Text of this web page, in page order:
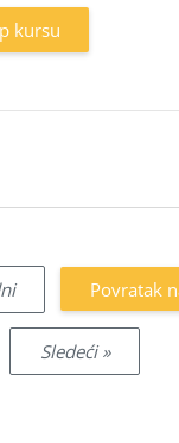
kursu
Povratak
Sledeći »